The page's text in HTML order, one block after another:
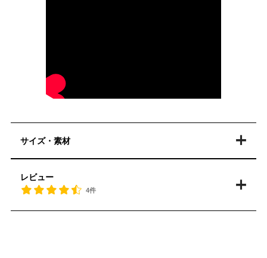
サイズ・素材
レビュー
4件